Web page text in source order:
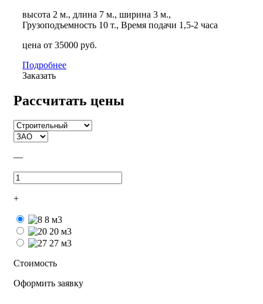
высота 2 м., длина 7 м., ширина 3 м.,
Грузоподъемность 10 т., Время подачи 1,5-2 часа
цена от 35000 руб.
Подробнее
Заказать
Рассчитать цены
—
+
8 м3
20 м3
27 м3
Стоимость
Оформить заявку